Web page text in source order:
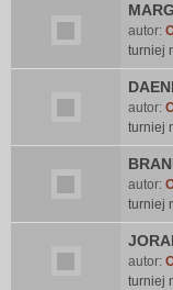
autor:
turniej
autor:
turniej
autor:
turniej
autor:
turniej